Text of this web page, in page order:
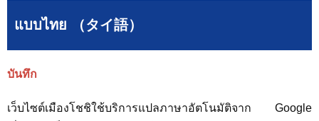
แบบไทย （タイ語）
บันทึก
เว็บไซต์เมืองโชชิใช้บริการแปลภาษาอัตโนมัติจาก Google